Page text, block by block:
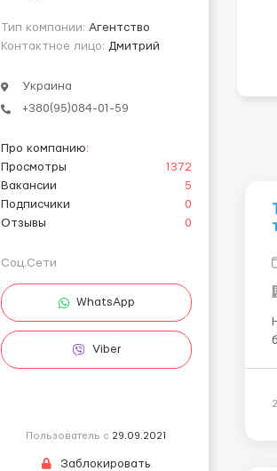
Тип компании: Агентство
Контактное лицо: Дмитрий
Украина
+380(95)084-01-59
Про компанию:
Просмотры
1372
Вакансии
5
Подписчики
0
Отзывы
0
Соц.Сети
WhatsApp
Viber
Пользователь с 29.09.2021
Заблокировать